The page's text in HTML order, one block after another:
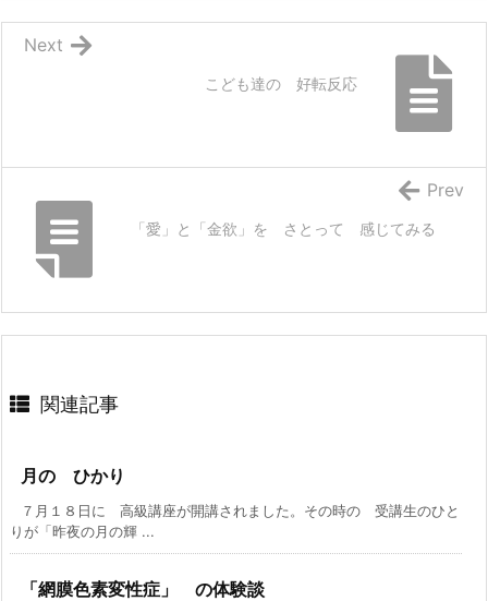
こども達の 好転反応
Next
「愛」と「金欲」を さとって 感じてみる
Prev
関連記事
月の ひかり
７月１８日に 高級講座が開講されました。その時の 受講生のひと
りが「昨夜の月の輝 ...
「網膜色素変性症」 の体験談